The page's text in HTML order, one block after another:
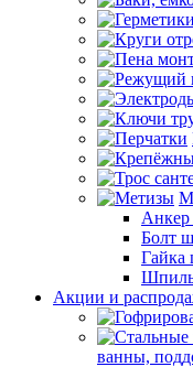
Анкер
Болт
Гайка
Акции и
ванны,